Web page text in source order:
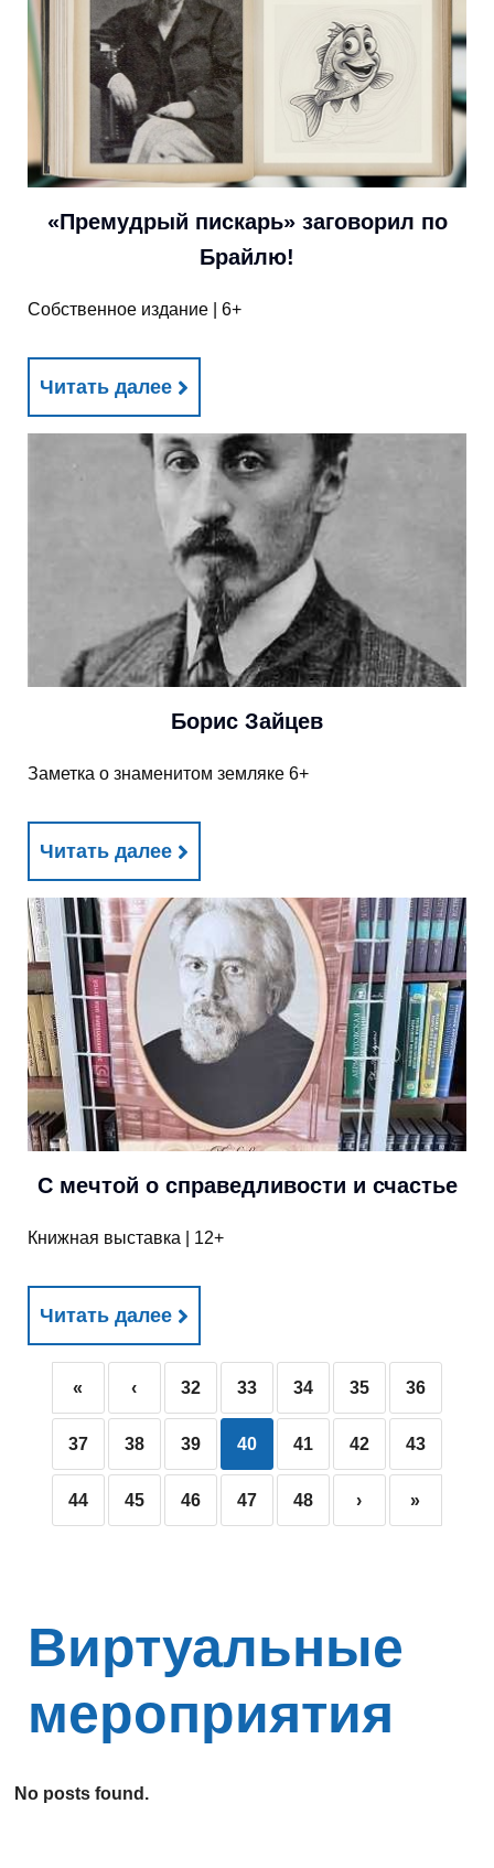
«Премудрый пискарь» заговорил по
Брайлю!
Собственное издание | 6+
Читать далее
Борис Зайцев
Заметка о знаменитом земляке 6+
Читать далее
С мечтой о справедливости и счастье
Книжная выставка | 12+
Читать далее
« ‹ 32 33 34 35 36
37 38 39 40 41 42 43
44 45 46 47 48 › »
Виртуальные
мероприятия
No posts found.